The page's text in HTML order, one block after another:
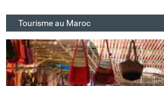
Tourisme au Maroc